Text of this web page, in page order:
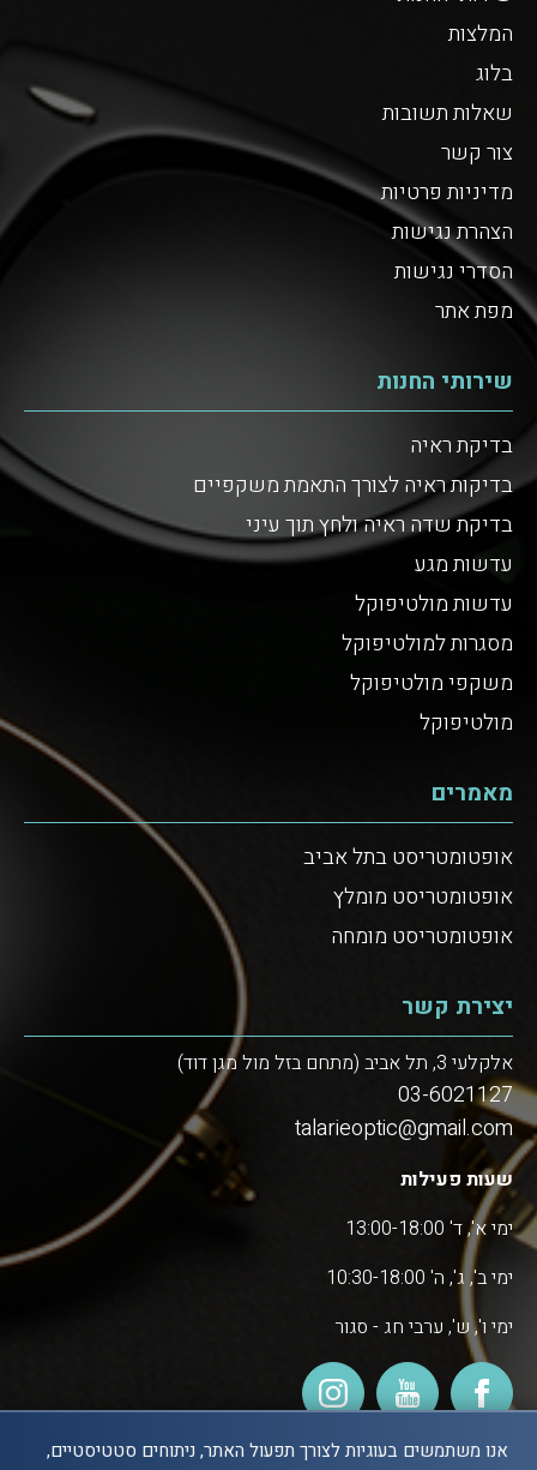
המלצות
בלוג
שאלות תשובות
צור קשר
מדיניות פרטיות
הצהרת נגישות
הסדרי נגישות
מפת אתר
שירותי החנות
בדיקת ראיה
בדיקות ראיה לצורך התאמת משקפיים
בדיקת שדה ראיה ולחץ תוך עיני
עדשות מגע
עדשות מולטיפוקל
מסגרות למולטיפוקל
משקפי מולטיפוקל
מולטיפוקל
מאמרים
אופטומטריסט בתל אביב
אופטומטריסט מומלץ
אופטומטריסט מומחה
יצירת קשר
אלקלעי 3, תל אביב (מתחם בזל מול מגן דוד)
03-6021127
talarieoptic@gmail.com
שעות פעילות
ימי א', ד' 13:00-18:00
ימי ב', ג', ה' 10:30-18:00
ימי ו', ש', ערבי חג - סגור
אנו משתמשים בעוגיות לצורך תפעול האתר, ניתוחים סטטיסטיים,